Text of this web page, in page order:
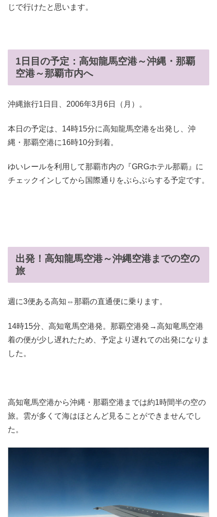
じで行けたと思います。
1日目の予定：高知龍馬空港～沖縄・那覇
空港～那覇市内へ
沖縄旅行1日目、2006年3月6日（月）。
本日の予定は、14時15分に高知龍馬空港を出発し、沖
縄・那覇空港に16時10分到着。
ゆいレールを利用して那覇市内の『GRGホテル那覇』に
チェックインしてから国際通りをぶらぶらする予定です。
出発！高知龍馬空港～沖縄空港までの空の
旅
週に3便ある高知⇔那覇の直通便に乗ります。
14時15分、高知竜馬空港発。那覇空港発→高知竜馬空港
着の便が少し遅れたため、予定より遅れての出発になりま
した。
高知竜馬空港から沖縄・那覇空港までは約1時間半の空の
旅。雲が多くて海はほとんど見ることができませんでし
た。